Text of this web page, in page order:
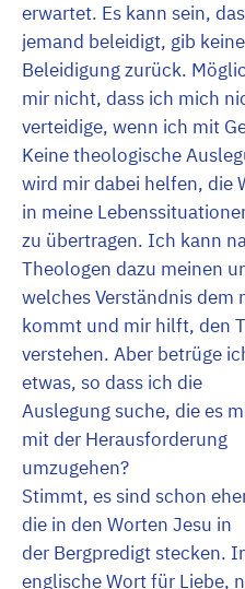
erwartet. Es kann sein,
jemand beleidigt, gib keine
Beleidigung zurück.
mir nicht, dass ich mich
verteidige, wenn ich mit
Keine theologische
wird mir dabei helfen, die
in meine
zu übertragen. Ich kann
Theologen dazu meinen
welches Verständnis dem
kommt und mir hilft, den
verstehen. Aber betrüge
etwas, so dass ich die
Auslegung suche, die es
mit der Herausforderung
umzugehen?
Stimmt, es sind schon
die in den Worten Jesu in
der Bergpredigt stecken.
englische Wort für Liebe,